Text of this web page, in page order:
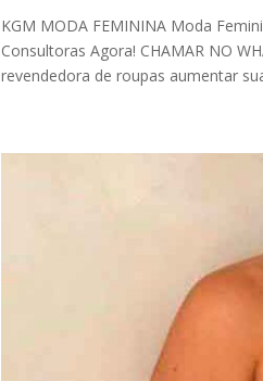
KGM MODA FEMININA Moda
Consultoras Agora! CHAMAR NO
revendedora de roupas aumentar